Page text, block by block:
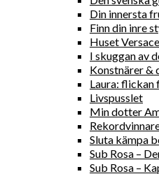
Din innersta
Finn din inre
Huset Versace
I skuggan av
Konstnärer &
Laura: flickan
Livspusslet
Min dotter
Sluta kämpa
Sub Rosa –
Sub Rosa –